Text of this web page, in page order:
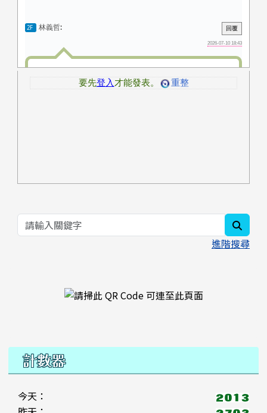
進階搜尋
右邊區域內容
計數器
今天：